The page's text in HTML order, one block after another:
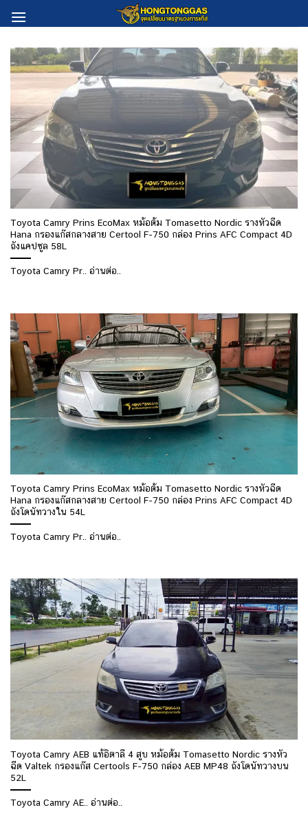
to
Toyota Camry Prins EcoMax หม้อต้ม Tomasetto Nordic รางหัวฉีด
Hana กรองแก๊สกลางสาย Certool F-750 กล่อง Prins AFC Compact 4D
ถังแคปซูล 58L
Toyota Camry Pr.. อ่านต่อ..
Toyota Camry Prins EcoMax หม้อต้ม Tomasetto Nordic รางหัวฉีด
Hana กรองแก๊สกลางสาย Certool F-750 กล่อง Prins AFC Compact 4D
ถังโดนัทวางใน 54L
Toyota Camry Pr.. อ่านต่อ..
Toyota Camry AEB แท้อิตาลี 4 สูบ หม้อต้ม Tomasetto Nordic รางหัว
ฉีด Valtek กรองแก๊ส Certools F-750 กล่อง AEB MP48 ถังโดนัทวางบน
52L
Toyota Camry AE.. อ่านต่อ..